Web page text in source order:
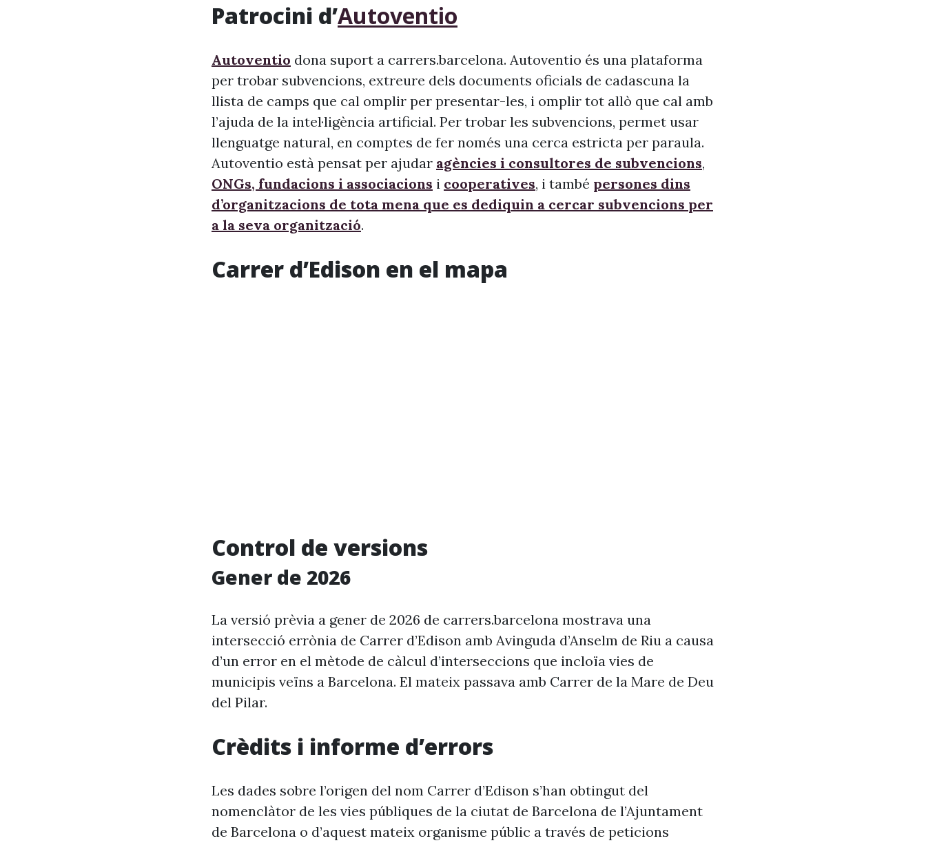
Patrocini d’Autoventio
Autoventio dona suport a carrers.barcelona. Autoventio és una plataforma
per trobar subvencions, extreure dels documents oficials de cadascuna la
llista de camps que cal omplir per presentar-les, i omplir tot allò que cal amb
l’ajuda de la intel·ligència artificial. Per trobar les subvencions, permet usar
llenguatge natural, en comptes de fer només una cerca estricta per paraula.
Autoventio està pensat per ajudar agències i consultores de subvencions,
ONGs, fundacions i associacions i cooperatives, i també persones dins
d’organitzacions de tota mena que es dediquin a cercar subvencions per
a la seva organització.
Carrer d’Edison en el mapa
Control de versions
Gener de 2026
La versió prèvia a gener de 2026 de carrers.barcelona mostrava una
intersecció errònia de Carrer d’Edison amb Avinguda d’Anselm de Riu a causa
d’un error en el mètode de càlcul d’interseccions que incloïa vies de
municipis veïns a Barcelona. El mateix passava amb Carrer de la Mare de Deu
del Pilar.
Crèdits i informe d’errors
Les dades sobre l’origen del nom Carrer d’Edison s’han obtingut del
nomenclàtor de les vies públiques de la ciutat de Barcelona de l’Ajuntament
de Barcelona o d’aquest mateix organisme públic a través de peticions